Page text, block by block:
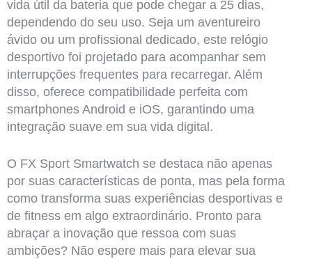
vida útil da bateria que pode chegar a 25 dias,
dependendo do seu uso. Seja um aventureiro
ávido ou um profissional dedicado, este relógio
desportivo foi projetado para acompanhar sem
interrupções frequentes para recarregar. Além
disso, oferece compatibilidade perfeita com
smartphones Android e iOS, garantindo uma
integração suave em sua vida digital.
O FX Sport Smartwatch se destaca não apenas
por suas características de ponta, mas pela forma
como transforma suas experiências desportivas e
de fitness em algo extraordinário. Pronto para
abraçar a inovação que ressoa com suas
ambições? Não espere mais para elevar sua